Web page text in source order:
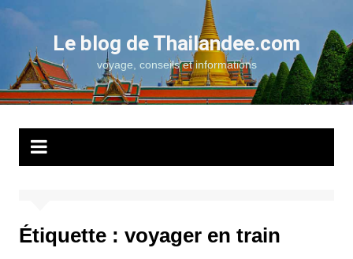
Aller
contenu
Le blog de Thailandee.com
voyage, conseils et informations
Étiquette : voyager en train